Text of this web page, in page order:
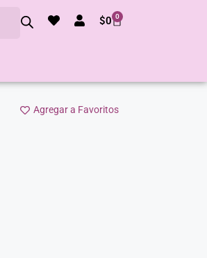
$0 0
Agregar a Favoritos